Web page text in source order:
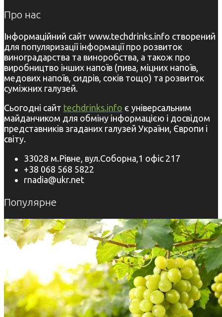
Про нас
Інформаційний сайт www.techdrinks.info створений
для популяризації інформації про розвиток
виноградарства та виноробства, а також про
виробництво інших напоїв (пива, міцних напоїв,
медових напоїв, сидрів, соків тощо) та розвиток
суміжних галузей.
Сьогодні сайт techdrinks.info є універсальним
майданчиком для обміну інформацією і досвідом
представників згаданих галузей України, Європи і
світу.
33028 м.Рівне, вул.Соборна,1 офіс 217
+38 068 568 5822
rnadia@ukr.net
Популярне